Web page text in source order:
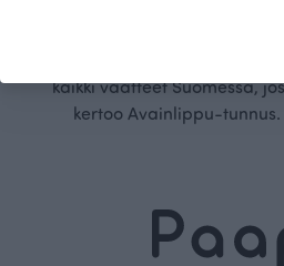
kaikki vaatteet Suomessa,
kertoo Avainlippu-tunnus.